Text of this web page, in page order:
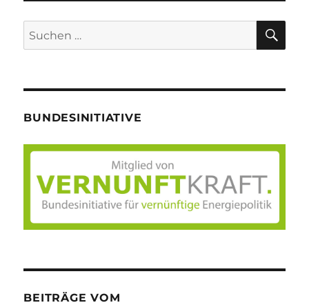
Suche
nach:
BUNDESINITIATIVE
BEITRÄGE VOM